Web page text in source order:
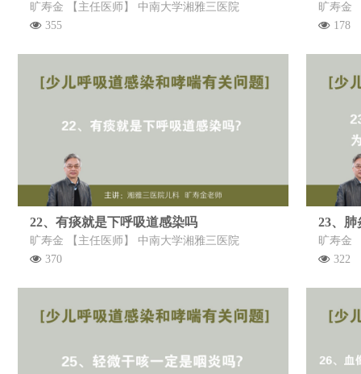
旷寿金 【主任医师】 中南大学湘雅三医院
355
旷寿金
178
22、有痰就是下呼吸道感染吗
旷寿金 【主任医师】 中南大学湘雅三医院
370
旷寿金
322